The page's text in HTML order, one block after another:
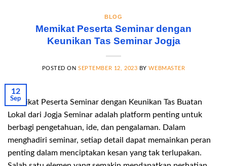
BLOG
Memikat Peserta Seminar dengan
Keunikan Tas Seminar Jogja
POSTED ONSEPTEMBER 12, 2023 BYWEBMASTER
12
Sep
Memikat Peserta Seminar dengan Keunikan Tas Buatan
Lokal dari Jogja Seminar adalah platform penting untuk
berbagi pengetahuan, ide, dan pengalaman. Dalam
menghadiri seminar, setiap detail dapat memainkan peran
penting dalam menciptakan kesan yang tak terlupakan.